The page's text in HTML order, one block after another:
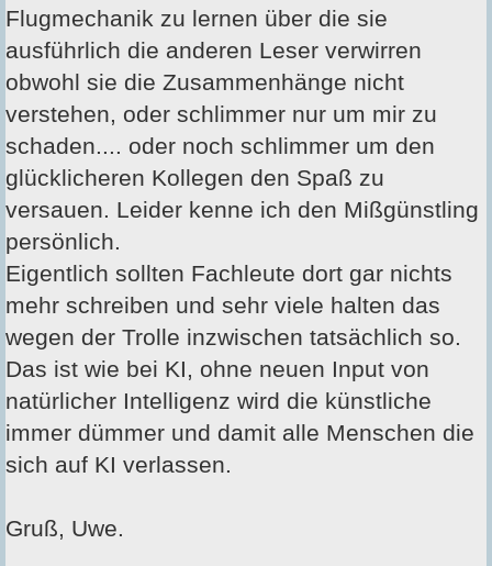
Flugmechanik zu lernen über die sie
ausführlich die anderen Leser verwirren
obwohl sie die Zusammenhänge nicht
verstehen, oder schlimmer nur um mir zu
schaden.... oder noch schlimmer um den
glücklicheren Kollegen den Spaß zu
versauen. Leider kenne ich den Mißgünstling
persönlich.
Eigentlich sollten Fachleute dort gar nichts
mehr schreiben und sehr viele halten das
wegen der Trolle inzwischen tatsächlich so.
Das ist wie bei KI, ohne neuen Input von
natürlicher Intelligenz wird die künstliche
immer dümmer und damit alle Menschen die
sich auf KI verlassen.
Gruß, Uwe.